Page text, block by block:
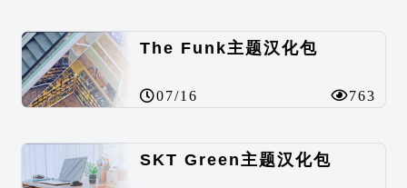
The Funk主题汉化包
07/16 763
SKT Green主题汉化包